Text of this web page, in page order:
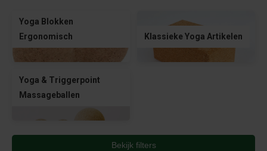
Yoga Blokken
Ergonomisch
Klassieke Yoga Artikelen
Yoga & Triggerpoint
Massageballen
Bekijk filters